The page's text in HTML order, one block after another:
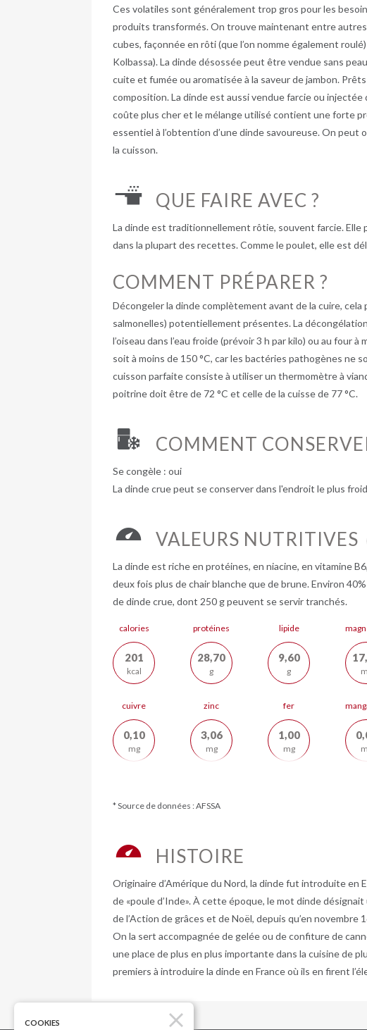
Ces volatiles sont généralement trop gros pour les
produits transformés. On trouve maintenant entre autres
cubes, façonnée en rôti (que l’on nomme également
Kolbassa). La dinde désossée peut être vendue sans
cuite et fumée ou aromatisée à la saveur de jambon.
composition. La dinde est aussi vendue farcie ou injectée
coûte plus cher et le mélange utilisé contient une forte
essentiel à l’obtention d’une dinde savoureuse. On
la cuisson.
QUE FAIRE AVEC ?
La dinde est traditionnellement rôtie, souvent farcie. Elle
dans la plupart des recettes. Comme le poulet, elle est
COMMENT PRÉPARER ?
Décongeler la dinde complètement avant de la cuire,
salmonelles) potentiellement présentes. La
l’oiseau dans l’eau froide (prévoir 3 h par kilo) ou au four
soit à moins de 150 °C, car les bactéries pathogènes ne
cuisson parfaite consiste à utiliser un thermomètre à
poitrine doit être de 72 °C et celle de la cuisse de 77 °C.
COMMENT
Se congèle : oui
La dinde crue peut se conserver dans l'endroit le plus
VALEURS NUTRITIVES
La dinde est riche en protéines, en niacine, en vitamine
deux fois plus de chair blanche que de brune. Environ
de dinde crue, dont 250 g peuvent se servir tranchés.
calories
201
kcal
protéines
28,70
g
lipide
9,60
g
cuivre
0,10
mg
zinc
3,06
mg
fer
1,00
mg
* Source de données : AFSSA
HISTOIRE
Originaire d’Amérique du Nord, la dinde fut introduite en
de «poule d’Inde». À cette époque, le mot dinde
de l’Action de grâces et de Noël, depuis qu’en
On la sert accompagnée de gelée ou de confiture de
une place de plus en plus importante dans la cuisine de
premiers à introduire la dinde en France où ils en firent
COOKIES